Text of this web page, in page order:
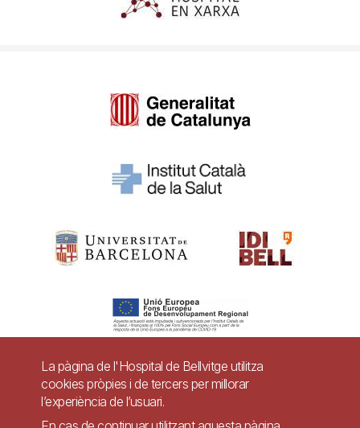
Pie
Contacte
La pàgina de l'Hospital de Bellvitge utilitza
cookies pròpies i de tercers per millorar
l’experiència de l’usuari.